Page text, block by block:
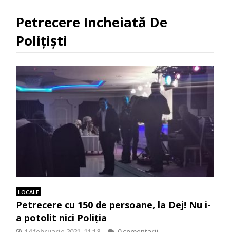
Petrecere Incheiată De
Polițiști
LOCALE
Petrecere cu 150 de persoane, la Dej! Nu i-
a potolit nici Poliția